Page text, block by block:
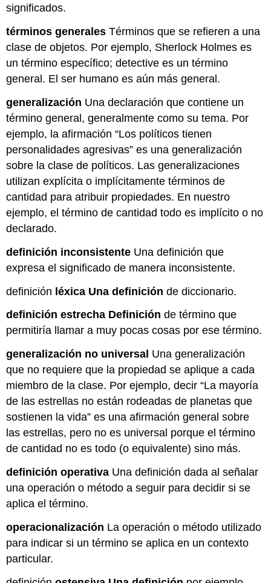
significados.
términos generales Términos que se refieren a una
clase de objetos. Por ejemplo, Sherlock Holmes es
un término específico; detective es un término
general. El ser humano es aún más general.
generalización Una declaración que contiene un
término general, generalmente como su tema. Por
ejemplo, la afirmación “Los políticos tienen
personalidades agresivas” es una generalización
sobre la clase de políticos. Las generalizaciones
utilizan explícita o implícitamente términos de
cantidad para atribuir propiedades. En nuestro
ejemplo, el término de cantidad todo es implícito o no
declarado.
definición inconsistente Una definición que
expresa el significado de manera inconsistente.
definición léxica Una definición de diccionario.
definición estrecha Definición de término que
permitiría llamar a muy pocas cosas por ese término.
generalización no universal Una generalización
que no requiere que la propiedad se aplique a cada
miembro de la clase. Por ejemplo, decir “La mayoría
de las estrellas no están rodeadas de planetas que
sostienen la vida” es una afirmación general sobre
las estrellas, pero no es universal porque el término
de cantidad no es todo (o equivalente) sino más.
definición operativa Una definición dada al señalar
una operación o método a seguir para decidir si se
aplica el término.
operacionalización La operación o método utilizado
para indicar si un término se aplica en un contexto
particular.